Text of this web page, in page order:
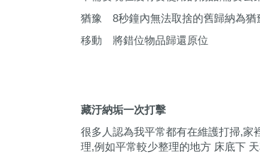
猶豫
8秒鐘內無法取捨的舊歸納為猶
移動
將錯位物品歸還原位
藏汙納垢一次打擊
很多人認為我平常都有在維護打掃,家
理,例如平常較少整理的地方 床底下